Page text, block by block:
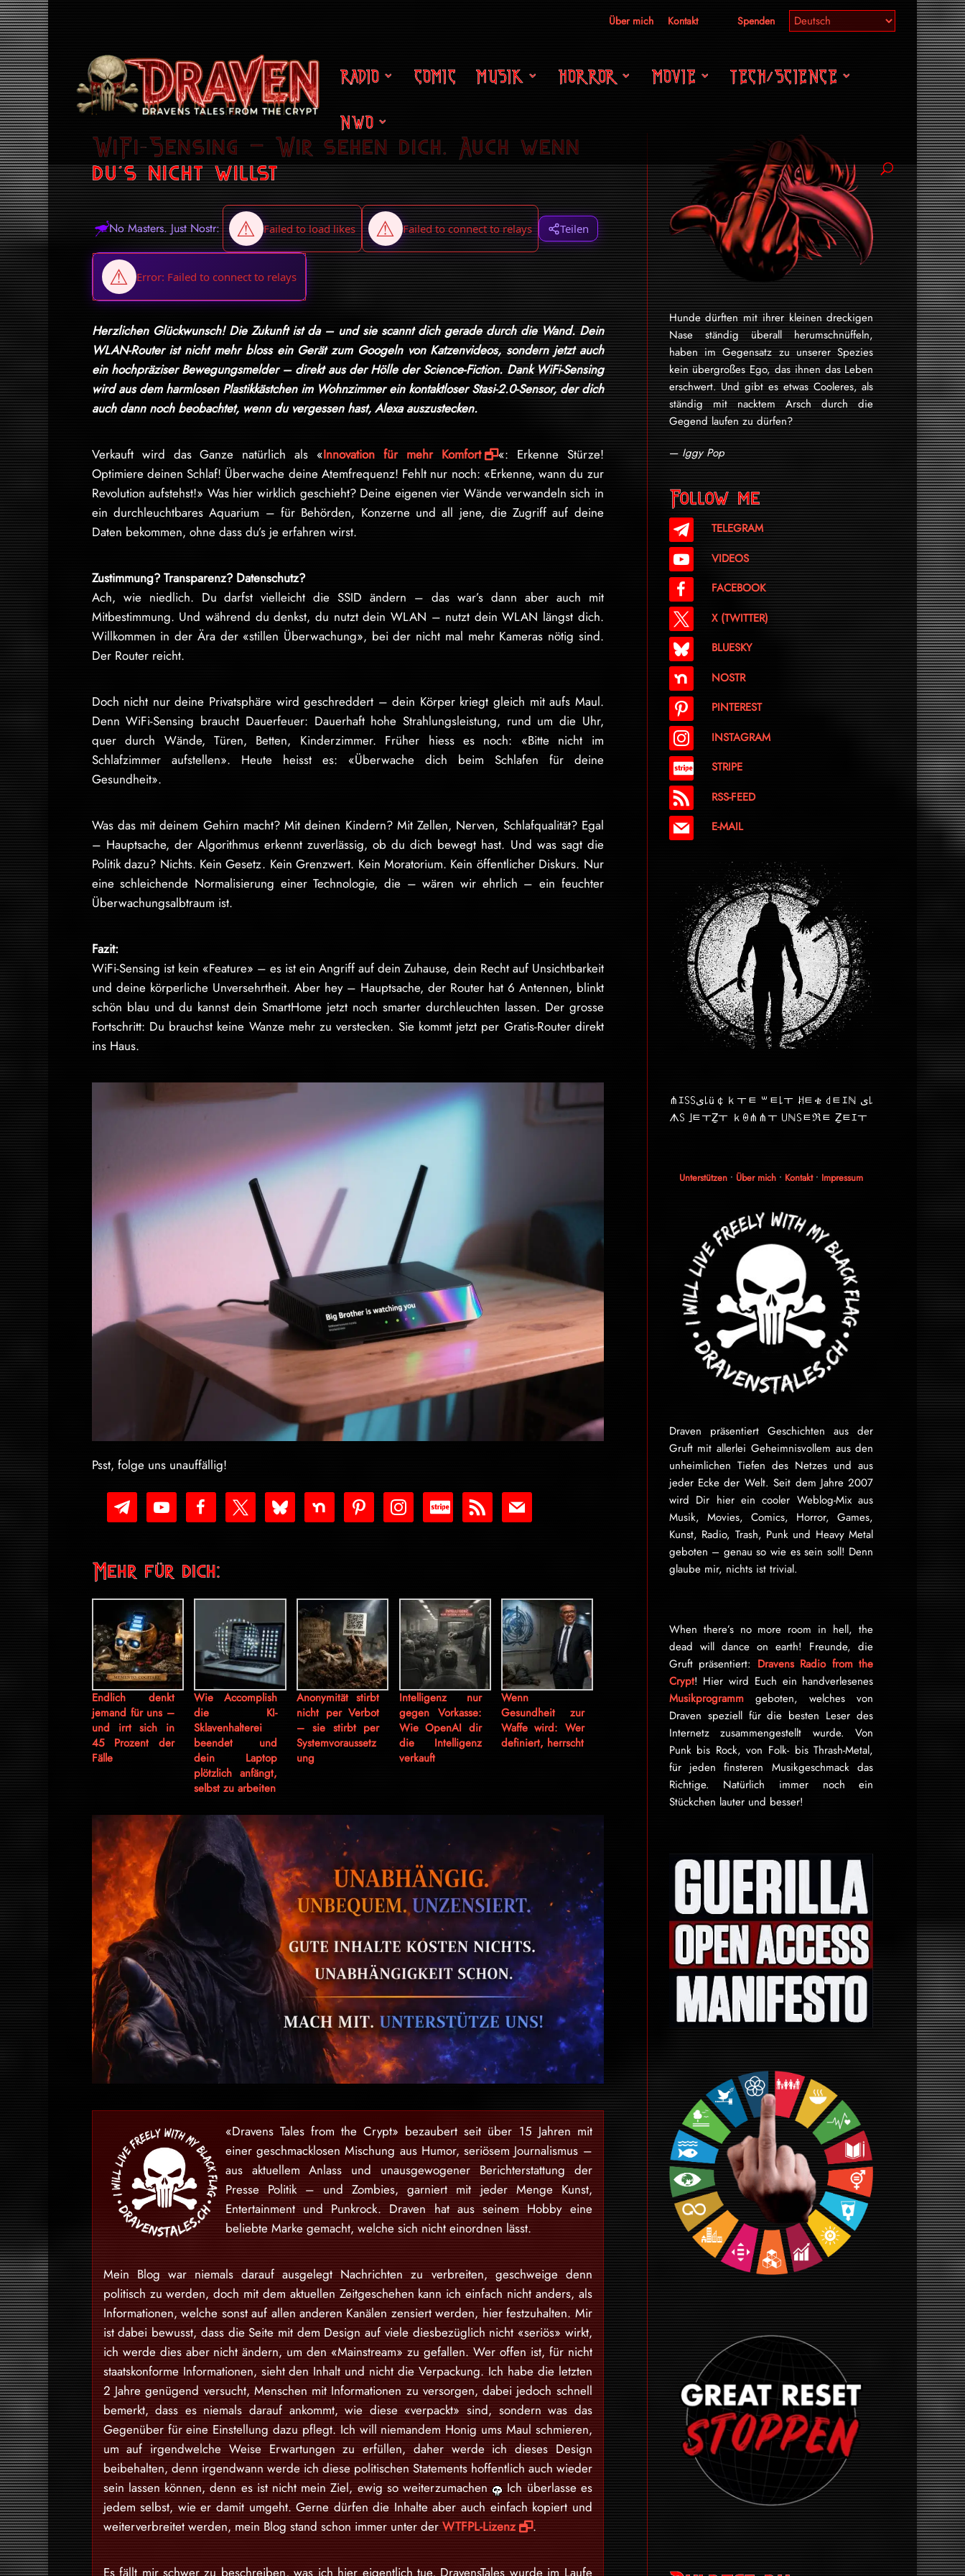
Über mich Kontakt Spenden
RADIO COMIC MUSIK HORROR MOVIE TECH/SCIENCE
NWO
WiFi-Sensing – Wir sehen dich. Auch wenn
du’s nicht willst
No Masters. Just Nostr: Teilen
Herzlichen Glückwunsch! Die Zukunft ist da – und sie scannt dich gerade durch die Wand. Dein
WLAN-Router ist nicht mehr bloss ein Gerät zum Googeln von Katzenvideos, sondern jetzt auch
ein hochpräziser Bewegungsmelder – direkt aus der Hölle der Science-Fiction. Dank WiFi-Sensing
wird aus dem harmlosen Plastikkästchen im Wohnzimmer ein kontaktloser Stasi-2.0-Sensor, der dich
auch dann noch beobachtet, wenn du vergessen hast, Alexa auszustecken.
Verkauft wird das Ganze natürlich als «Innovation für mehr Komfort
«: Erkenne Stürze!
Optimiere deinen Schlaf! Überwache deine Atemfrequenz! Fehlt nur noch: «Erkenne, wann du zur
Revolution aufstehst!» Was hier wirklich geschieht? Deine eigenen vier Wände verwandeln sich in
ein durchleuchtbares Aquarium – für Behörden, Konzerne und all jene, die Zugriff auf deine
Daten bekommen, ohne dass du’s je erfahren wirst.
Zustimmung? Transparenz? Datenschutz?
Ach, wie niedlich. Du darfst vielleicht die SSID ändern – das war’s dann aber auch mit
Mitbestimmung. Und während du denkst, du nutzt dein WLAN – nutzt dein WLAN längst dich.
Willkommen in der Ära der «stillen Überwachung», bei der nicht mal mehr Kameras nötig sind.
Der Router reicht.
Doch nicht nur deine Privatsphäre wird geschreddert – dein Körper kriegt gleich mit aufs Maul.
Denn WiFi-Sensing braucht Dauerfeuer: Dauerhaft hohe Strahlungsleistung, rund um die Uhr,
quer durch Wände, Türen, Betten, Kinderzimmer. Früher hiess es noch: «Bitte nicht im
Schlafzimmer aufstellen». Heute heisst es: «Überwache dich beim Schlafen für deine
Gesundheit».
Was das mit deinem Gehirn macht? Mit deinen Kindern? Mit Zellen, Nerven, Schlafqualität? Egal
– Hauptsache, der Algorithmus erkennt zuverlässig, ob du dich bewegt hast. Und was sagt die
Politik dazu? Nichts. Kein Gesetz. Kein Grenzwert. Kein Moratorium. Kein öffentlicher Diskurs. Nur
eine schleichende Normalisierung einer Technologie, die – wären wir ehrlich – ein feuchter
Überwachungsalbtraum ist.
Fazit:
WiFi-Sensing ist kein «Feature» – es ist ein Angriff auf dein Zuhause, dein Recht auf Unsichtbarkeit
und deine körperliche Unversehrtheit. Aber hey – Hauptsache, der Router hat 6 Antennen, blinkt
schön blau und du kannst dein SmartHome jetzt noch smarter durchleuchten lassen. Der grosse
Fortschritt: Du brauchst keine Wanze mehr zu verstecken. Sie kommt jetzt per Gratis-Router direkt
ins Haus.
Psst, folge uns unauffällig!
telegram
youtube-
play
facebook bluesky nextdoor pinterest instagramcc-
stripe
rss mail
Mehr für dich:
Endlich denkt
jemand für uns –
und irrt sich in
45 Prozent der
Fälle
Wie Accomplish
die KI-
Sklavenhalterei
beendet und
dein Laptop
plötzlich anfängt,
selbst zu arbeiten
Anonymität stirbt
nicht per Verbot
– sie stirbt per
Systemvoraussetz
ung
Intelligenz nur
gegen Vorkasse:
Wie OpenAI dir
die Intelligenz
verkauft
Wenn
Gesundheit zur
Waffe wird: Wer
definiert, herrscht
«Dravens Tales from the Crypt» bezaubert seit über 15 Jahren mit
einer geschmacklosen Mischung aus Humor, seriösem Journalismus –
aus aktuellem Anlass und unausgewogener Berichterstattung der
Presse Politik – und Zombies, garniert mit jeder Menge Kunst,
Entertainment und Punkrock. Draven hat aus seinem Hobby eine
beliebte Marke gemacht, welche sich nicht einordnen lässt.
Mein Blog war niemals darauf ausgelegt Nachrichten zu verbreiten, geschweige denn
politisch zu werden, doch mit dem aktuellen Zeitgeschehen kann ich einfach nicht anders, als
Informationen, welche sonst auf allen anderen Kanälen zensiert werden, hier festzuhalten. Mir
ist dabei bewusst, dass die Seite mit dem Design auf viele diesbezüglich nicht «seriös» wirkt,
ich werde dies aber nicht ändern, um den «Mainstream» zu gefallen. Wer offen ist, für nicht
staatskonforme Informationen, sieht den Inhalt und nicht die Verpackung. Ich habe die letzten
2 Jahre genügend versucht, Menschen mit Informationen zu versorgen, dabei jedoch schnell
bemerkt, dass es niemals darauf ankommt, wie diese «verpackt» sind, sondern was das
Gegenüber für eine Einstellung dazu pflegt. Ich will niemandem Honig ums Maul schmieren,
um auf irgendwelche Weise Erwartungen zu erfüllen, daher werde ich dieses Design
beibehalten, denn irgendwann werde ich diese politischen Statements hoffentlich auch wieder
sein lassen können, denn es ist nicht mein Ziel, ewig so weiterzumachen
Ich überlasse es
jedem selbst, wie er damit umgeht. Gerne dürfen die Inhalte aber auch einfach kopiert und
weiterverbreitet werden, mein Blog stand schon immer unter der WTFPL-Lizenz .
Es fällt mir schwer zu beschreiben, was ich hier eigentlich tue, DravensTales wurde im Laufe
Hunde dürften mit ihrer kleinen dreckigen
Nase ständig überall herumschnüffeln,
haben im Gegensatz zu unserer Spezies
kein übergroßes Ego, das ihnen das Leben
erschwert. Und gibt es etwas Cooleres, als
ständig mit nacktem Arsch durch die
Gegend laufen zu dürfen?
—Iggy Pop
Follow me
TELEGRAM
VIDEOS
FACEBOOK
X (TWITTER)
BLUESKY
NOSTR
PINTEREST
INSTAGRAM
STRIPE
RSS-FEED
E-MAIL
⋔ｴ꒚꒚ﻯ꒒ü￠ｋￓﾼ ꒳ﾼ꒒ￓ ꎧﾼቄ ꒯ﾼｴℕ ﻯ꒒
ᗑ꒚ ｣ﾼￓẔￓ ｋꑙ⋔⋔ￓ ꒤ℕ꒚ﾼℜﾼ Ẕﾼｴￓ
Unterstützen• Über mich• Kontakt• Impressum
Draven präsentiert Geschichten aus der
Gruft mit allerlei Geheimnisvollem aus den
unheimlichen Tiefen des Netzes und aus
jeder Ecke der Welt. Seit dem Jahre 2007
wird Dir hier ein cooler Weblog-Mix aus
Musik, Movies, Comics, Horror, Games,
Kunst, Radio, Trash, Punk und Heavy Metal
geboten – genau so wie es sein soll! Denn
glaube mir, nichts ist trivial.
When there’s no more room in hell, the
dead will dance on earth! Freunde, die
Gruft präsentiert: Dravens Radio from the
Crypt! Hier wird Euch ein handverlesenes
Musikprogrammgeboten, welches von
Draven speziell für die besten Leser des
Internetz zu­sammen­ge­stellt wurde. Von
Punk bis Rock, von Folk- bis Thrash-Metal,
für je­den finsteren Mu­sik­ge­schmack das
Rich­tige. Natürlich immer noch ein
Stückchen lauter und besser!